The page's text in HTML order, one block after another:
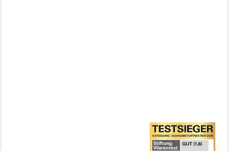
Komfortschaummatratze max foam by 5 Zonen Matratze
90x200 cm, 140x200 & weitere Größen, fan, 18 cm hoch,